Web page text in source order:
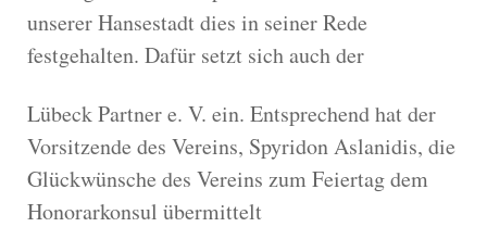
unserer Hansestadt dies in seiner Rede
festgehalten. Dafür setzt sich auch der
Lübeck Partner e. V. ein. Entsprechend hat der
Vorsitzende des Vereins, Spyridon Aslanidis, die
Glückwünsche des Vereins zum Feiertag dem
Honorarkonsul übermittelt